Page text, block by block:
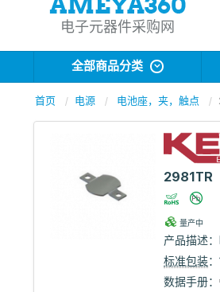
电子元器件采购网
全部商品分类
首页 电源 电池座，夹，触点
2981TR
量产中
产品描述：
标准包装：
数据手册：